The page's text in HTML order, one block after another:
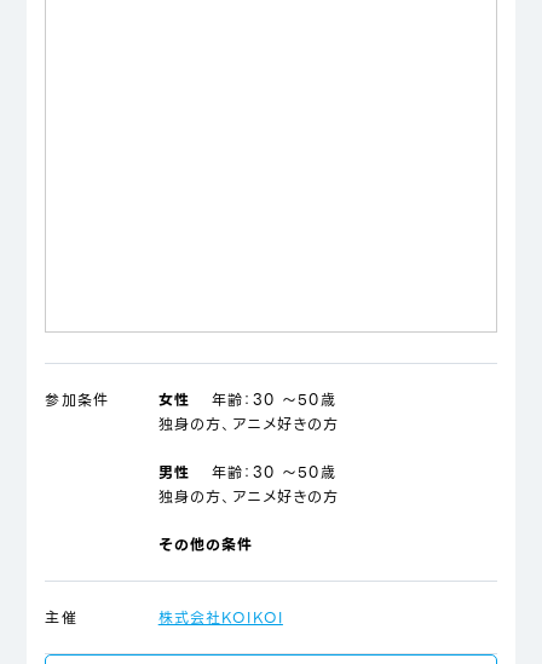
参加条件 女性 年齢： 30 ～50歳
独身の方、アニメ好きの方
男性 年齢： 30 ～50歳
独身の方、アニメ好きの方
その他の条件
主催 株式会社KOIKOI